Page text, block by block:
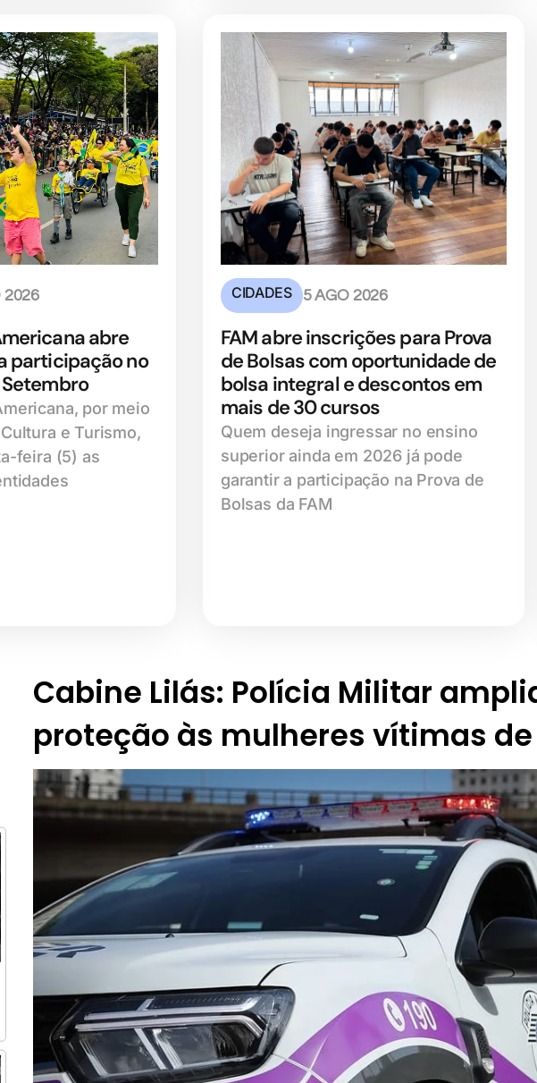
2026
abre
participação no
por meio
e Turismo,
feira (5) as
CIDADES 5 AGO 2026
FAM abre inscrições para Prova
de Bolsas com oportunidade de
bolsa integral e descontos em
mais de 30 cursos
Quem deseja ingressar no ensino
superior ainda em 2026 já pode
garantir a participação na Prova de
Bolsas da FAM
Cabine Lilás: Polícia Militar
proteção às mulheres vítimas